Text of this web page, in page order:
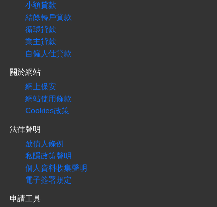
小額貸款
結餘轉戶貸款
循環貸款
業主貸款
自僱人仕貸款
關於網站
網上保安
網站使用條款
Cookies政策
法律聲明
放債人條例
私隱政策聲明
個人資料收集聲明
電子簽署規定
申請工具